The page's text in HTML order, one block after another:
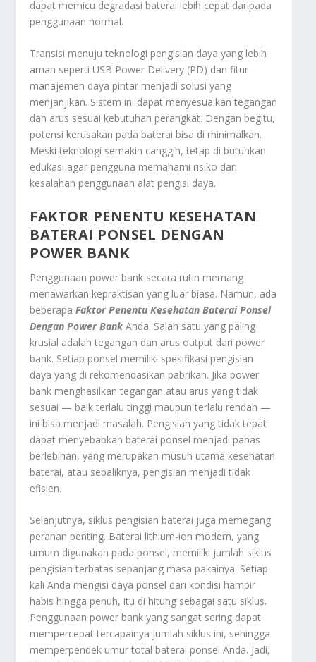
dapat memicu degradasi baterai lebih cepat daripada
penggunaan normal.
Transisi menuju teknologi pengisian daya yang lebih
aman seperti USB Power Delivery (PD) dan fitur
manajemen daya pintar menjadi solusi yang
menjanjikan. Sistem ini dapat menyesuaikan tegangan
dan arus sesuai kebutuhan perangkat. Dengan begitu,
potensi kerusakan pada baterai bisa di minimalkan.
Meski teknologi semakin canggih, tetap di butuhkan
edukasi agar pengguna memahami risiko dari
kesalahan penggunaan alat pengisi daya.
FAKTOR PENENTU KESEHATAN
BATERAI PONSEL DENGAN
POWER BANK
Penggunaan power bank secara rutin memang
menawarkan kepraktisan yang luar biasa. Namun, ada
beberapaFaktor Penentu Kesehatan Baterai Ponsel
Dengan Power BankAnda. Salah satu yang paling
krusial adalah tegangan dan arus output dari power
bank. Setiap ponsel memiliki spesifikasi pengisian
daya yang di rekomendasikan pabrikan. Jika power
bank menghasilkan tegangan atau arus yang tidak
sesuai — baik terlalu tinggi maupun terlalu rendah —
ini bisa menjadi masalah. Pengisian yang tidak tepat
dapat menyebabkan baterai ponsel menjadi panas
berlebihan, yang merupakan musuh utama kesehatan
baterai, atau sebaliknya, pengisian menjadi tidak
efisien.
Selanjutnya, siklus pengisian baterai juga memegang
peranan penting. Baterai lithium-ion modern, yang
umum digunakan pada ponsel, memiliki jumlah siklus
pengisian terbatas sepanjang masa pakainya. Setiap
kali Anda mengisi daya ponsel dari kondisi hampir
habis hingga penuh, itu di hitung sebagai satu siklus.
Penggunaan power bank yang sangat sering dapat
mempercepat tercapainya jumlah siklus ini, sehingga
memperpendek umur total baterai ponsel Anda. Jadi,